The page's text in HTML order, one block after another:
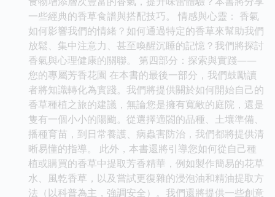
一些經典的香草食譜與搭配技巧。 情感與心靈： 香氣
如何影響我們的情緒？如何通過特定的香草來幫助我們
放鬆、集中注意力、甚至喚醒沉睡的記憶？我們將探討
香氣與心理健康的關聯。 第四部分：探索與實踐——
您的專屬芳香花園 在本書的最後一部分，我們鼓勵讀
者將知識轉化為實踐。我們將提供關於如何開始自己的
香草種植之旅的建議，無論您是擁有寬敞的庭院，還是
隻有一個小小的陽颱。從選擇適閤的品種、土壤準備、
播種育苗，到日常養護、病蟲害防治，我們都將提供清
晰易懂的指導。 此外，本書還將引導您如何從自己種
植或購買的香草中提取芳香精華，例如製作簡易的花草
水、風乾香草，以及嘗試更復雜的浸泡油和精油提取方
法（以科普為主，強調安全）。我們還將提供一些創意